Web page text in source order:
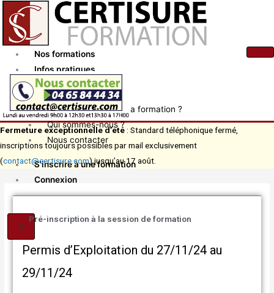
contenu
Nos formations
Infos pratiques
Actualités
Comment financer ma formation ?
Qui sommes-nous ?
Nous contacter
S’inscrire à une formation
Connexion
X
Fermeture exceptionnelle d’été : Standard téléphonique fermé,
inscriptions toujours possibles par mail exclusivement
(contact@certisure.com) jusqu’au 17 août.
Pré-inscription à la session de formation
Permis d’Exploitation du 27/11/24 au
29/11/24